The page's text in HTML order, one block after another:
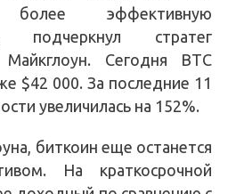
более эффективную
подчеркнул стратег
Сегодня BTC
$42 000. За последние 11
увеличилась на 152%.
биткоин еще останется
На краткосрочной